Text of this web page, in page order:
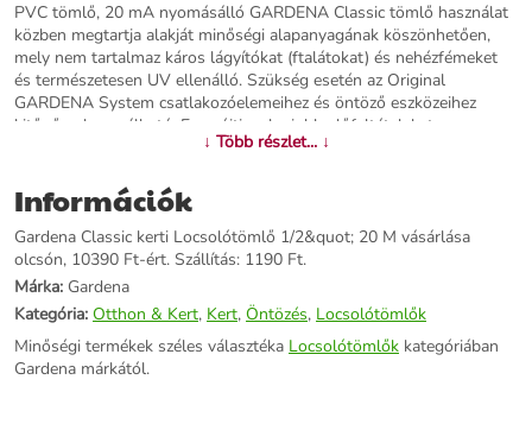
PVC tömlő, 20 mA nyomásálló GARDENA Classic tömlő használat
közben megtartja alakját minőségi alapanyagának köszönhetően,
mely nem tartalmaz káros lágyítókat (ftalátokat) és nehézfémeket
és természetesen UV ellenálló. Szükség esetén az Original
GARDENA System csatlakozóelemeihez és öntöző eszközeihez
kitűnően használható. Ez nyújtja a legjobb előfeltételeket az
egyszerű és sokoldalú felhasználáshoz a kertben. Repesztő nyomás
szavatosságot ad rá.Kiváló minőségű szövetSzövetének
köszönhetően a tömlő nyomásálló és alaktartó.Minőségi tömlő, 22
bar nyomásig megfelelőA PVC Classic tömlő minőségi anyagból
készül, 22 bar nyomásig ellenálló.
További információk>>
↓ Több részlet... ↓
Információk
Gardena Classic kerti Locsolótömlő 1/2&quot; 20 M vásárlása
olcsón, 10390 Ft-ért. Szállítás: 1190 Ft.
Márka: Gardena
Kategória: Otthon & Kert, Kert, Öntözés, Locsolótömlők
Minőségi termékek széles választéka Locsolótömlők kategóriában
Gardena márkától.